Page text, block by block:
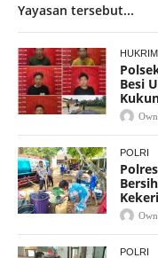
Yayasan tersebut...
HUKRIM
Besi
POLRI
POLRI